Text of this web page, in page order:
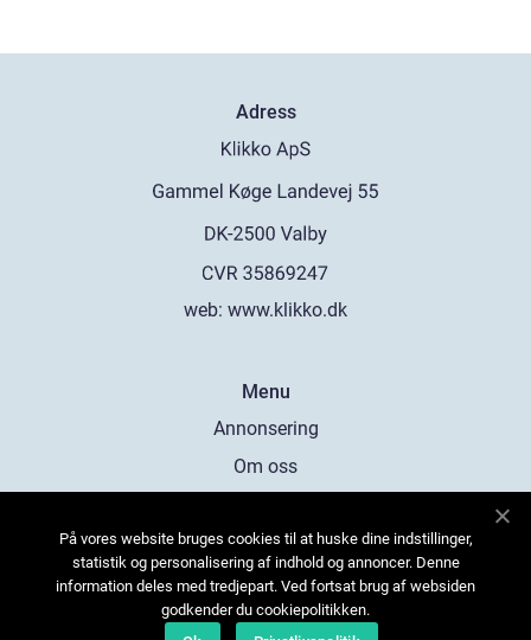
Adress
web: www.klikko.dk
Menu
Annonsering
Om oss
Kontakta oss
Sitemap
På vores website bruges cookies til at huske dine indstillinger,
statistik og personalisering af indhold og annoncer. Denne
information deles med tredjepart. Ved fortsat brug af websiden
godkender du cookiepolitikken.